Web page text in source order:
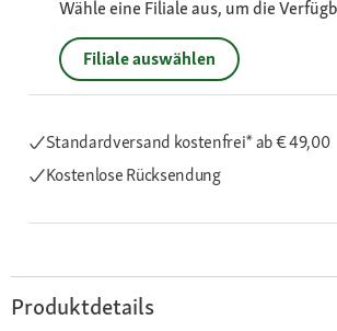
Wähle eine Filiale aus, um die
Filiale auswählen
Standardversand kostenfrei*ab € 49,00
Kostenlose Rücksendung
Produktdetails